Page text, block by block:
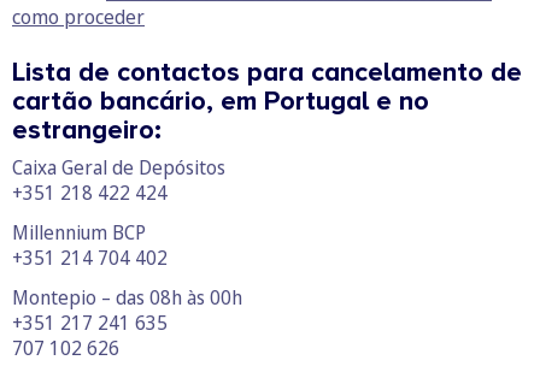
como proceder
Lista de contactos para cancelamento de
cartão bancário, em Portugal e no
estrangeiro:
Caixa Geral de Depósitos
+351 218 422 424
Millennium BCP
+351 214 704 402
Montepio – das 08h às 00h
+351 217 241 635
707 102 626